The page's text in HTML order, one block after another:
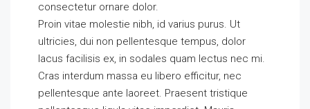
consectetur ornare dolor.
Proin vitae molestie nibh, id varius purus. Ut
ultricies, dui non pellentesque tempus, dolor
lacus facilisis ex, in sodales quam lectus nec mi.
Cras interdum massa eu libero efficitur, nec
pellentesque ante laoreet. Praesent tristique